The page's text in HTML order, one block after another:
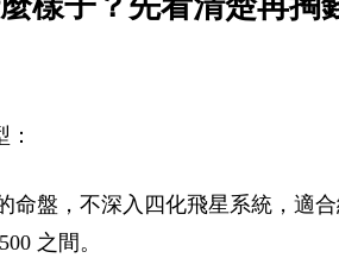
命盤，不深入四化飛星系統，適
之間。